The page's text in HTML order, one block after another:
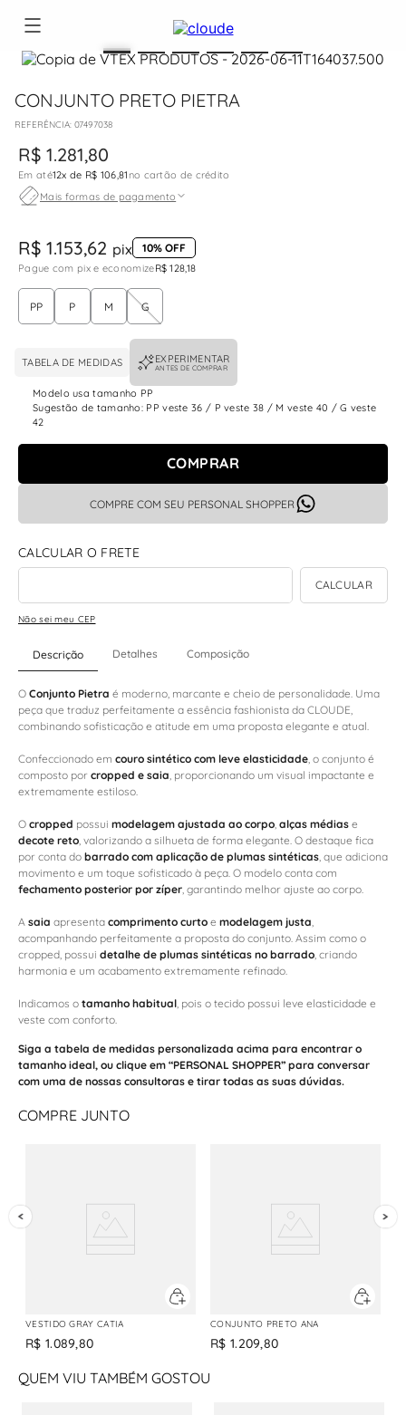
CONJUNTO PRETO PIETRA
: 07497038
R$ 1.281,80
Em até12x de R$ 106,81 no cartão de crédito
Mais formas de pagamento
R$ 1.153,62 pix 10% OFF
Pague com pix e economizeR$ 128,18
PP P M G
TABELA DE MEDIDAS EXPERIMENTAR
ANTES DE COMPRAR
Modelo usa tamanho PP
Sugestão de tamanho: PP veste 36 / P veste 38 / M veste 40 / G veste
42
COMPRAR
COMPRE COM SEU PERSONAL SHOPPER
Não sei meu CEP
Descrição Detalhes Composição
O Conjunto Pietra é moderno, marcante e cheio de personalidade. Uma
peça que traduz perfeitamente a essência fashionista da CLOUDE,
combinando sofisticação e atitude em uma proposta elegante e atual.
Confeccionado em couro sintético com leve elasticidade, o conjunto é
composto por cropped e saia, proporcionando um visual impactante e
extremamente estiloso.
O cropped possui modelagem ajustada ao corpo, alças médias e
decote reto, valorizando a silhueta de forma elegante. O destaque fica
por conta do barrado com aplicação de plumas sintéticas, que adiciona
movimento e um toque sofisticado à peça. O modelo conta com
fechamento posterior por zíper, garantindo melhor ajuste ao corpo.
A saia apresenta comprimento curto e modelagem justa,
acompanhando perfeitamente a proposta do conjunto. Assim como o
cropped, possui detalhe de plumas sintéticas no barrado, criando
harmonia e um acabamento extremamente refinado.
Indicamos o tamanho habitual, pois o tecido possui leve elasticidade e
veste com conforto.
Siga a tabela de medidas personalizada acima para encontrar o
tamanho ideal, ou clique em “PERSONAL SHOPPER” para conversar
com uma de nossas consultoras e tirar todas as suas dúvidas.
COMPRE JUNTO
VESTIDO GRAY CATIA
R$ 1.089,80
CONJUNTO PRETO ANA
R$ 1.209,80
QUEM VIU TAMBÉM GOSTOU